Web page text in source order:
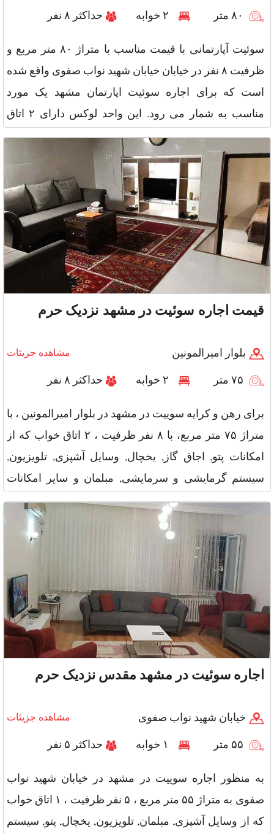
حداکثر ۸ نفر
سوئیت آپارتمانی با قیمت مناسب با متراژ ۸۰ متر مربع و
ظرفیت ۸ نفر در خیابان خیابان شهید نواب صفوی واقع شده
است که برای اجاره سوئیت اپارتمان مشهد یک مورد
مناسب به شمار می رود. این واحد لوکس دارای ۲ اتاق
خواب با تجهیزات کام
قیمت اجاره سوئیت در مشهد نزدیک حرم
بلوار امیرالمونین مشاهده جزیئات
حداکثر ۸ نفر
برای رهن و کرایه سوییت در مشهد در بلوار امیرالمونین ، با
متراژ ۷۵ متر مربع، با ۸ نفر ظرفیت ، ۲ اتاق خواب که از
امکانات پتو, اجاق گاز, یخچال, وسایل آشپزی, تلویزیون,
سیستم گرمایشی و سرمایشی, مبلمان و سایر امکانات
مانند جار
اجاره سوئیت در مشهد مقدس نزدیک حرم
خیابان شهید نواب صفوی مشاهده جزیئات
حداکثر ۵ نفر
به منظور اجاره سوییت در مشهد در خیابان شهید نواب
صفوی به متراژ ۵۵ متر مربع ، ۵ نفر ظرفیت ، ۱ اتاق خواب
که از وسایل آشپزی, مبلمان, تلویزیون, یخچال, پتو, سیستم